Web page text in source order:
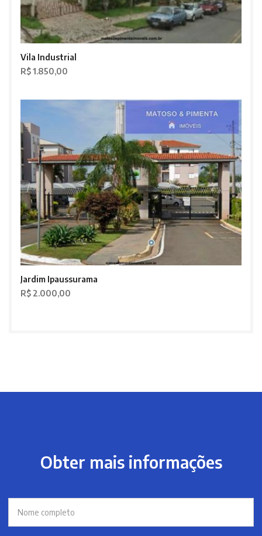
Vila Industrial
R$ 1.850,00
Jardim Ipaussurama
R$ 2.000,00
Obter mais informações